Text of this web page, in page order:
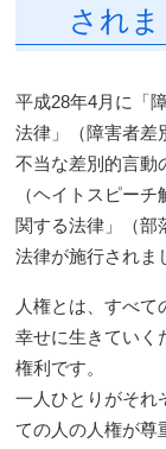
され
平成28年4月に「
法律」（障害者差
不当な差別的言動
（ヘイトスピー
関する法律」（部
法律が施行されま
人権とは、すべて
幸せに生きていく
権利です。
一人ひとりがそれ
ての人の人権が尊